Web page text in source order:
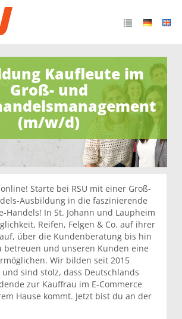
Kaufleute im
Groß- und
(m/w/d)
Starte bei RSU mit einer Groß-
Ausbildung in die faszinierende
Handels! In St. Johann und Laupheim
Reifen, Felgen & Co. auf ihrer
über die Kundenberatung bis hin
betreuen und unseren Kunden eine
Wir bilden seit 2015
sind stolz, dass Deutschlands
zur Kauffrau im E-Commerce
Hause kommt. Jetzt bist du an der